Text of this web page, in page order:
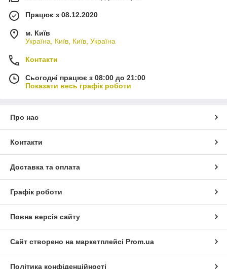
Працює з 08.12.2020
м. Київ
Україна, Київ, Київ, Україна
Контакти
Сьогодні працює з 08:00 до 21:00
Показати весь графік роботи
Про нас
Контакти
Доставка та оплата
Графік роботи
Повна версія сайту
Сайт створено на маркетплейсі Prom.ua
Політика конфіденційності